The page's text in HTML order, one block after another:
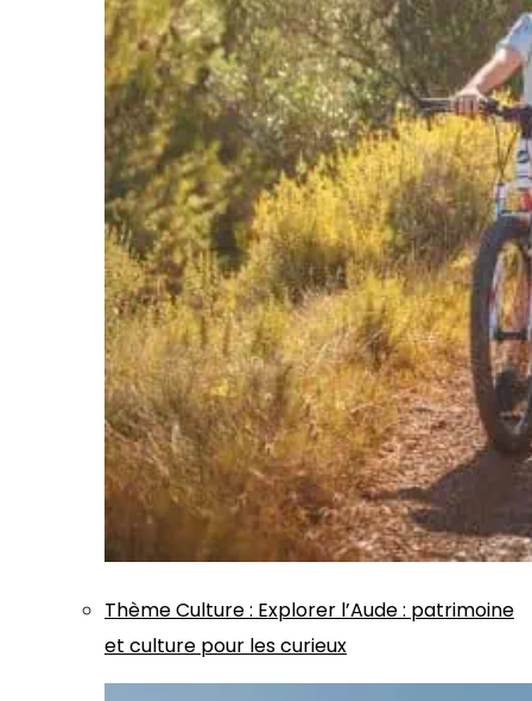
ThèmeCulture: Explorer l’Aude : patrimoine
et culture pour les curieux